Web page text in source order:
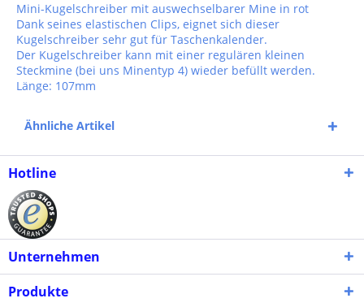
Mini-Kugelschreiber mit auswechselbarer Mine in rot
Dank seines elastischen Clips, eignet sich dieser
Kugelschreiber sehr gut für Taschenkalender.
Der Kugelschreiber kann mit einer regulären kleinen
Steckmine (bei uns Minentyp 4) wieder befüllt werden.
Länge: 107mm
Ähnliche Artikel
Hotline
Unternehmen
Produkte